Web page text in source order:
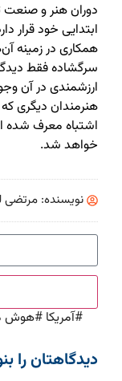
دوران هنر و
ابتدایی خود قرار
همکاری در زمینه
سرگشاده فقط
ارزشمندی در آن
هنرمندان دیگری
اشتباه معرف شده
خواهد شد.
نویسنده: مرتضی
#آمریکا #هوش
دیدگاهتان را